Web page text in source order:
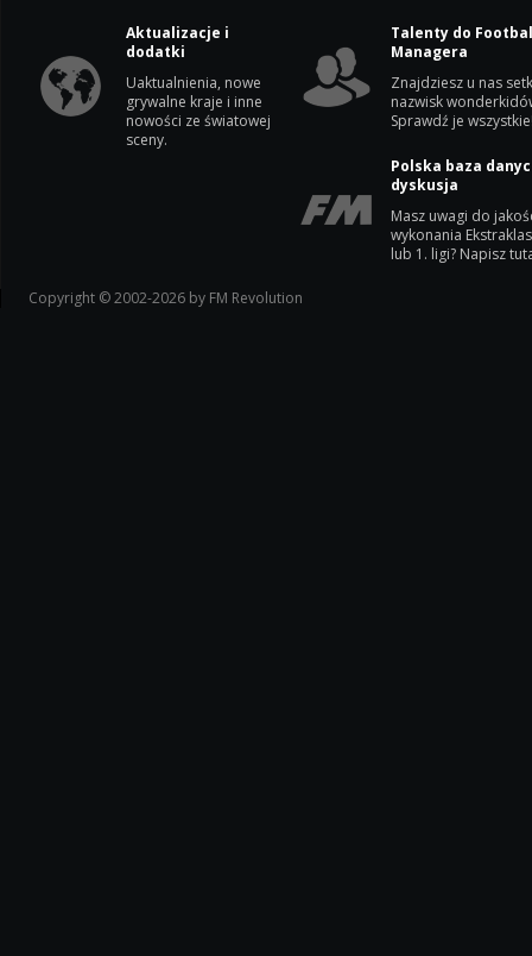
Aktualizacje i
dodatki
Uaktualnienia, nowe
grywalne kraje i inne
nowości ze światowej
sceny.
Talenty do
Managera
Znajdziesz u nas
nazwisk
Sprawdź je
Polska baza
dyskusja
Masz uwagi do
wykonania
lub 1. ligi? Napisz
Copyright © 2002-2026 by FM Revolution